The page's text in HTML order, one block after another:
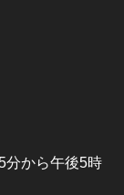
分から午後5時